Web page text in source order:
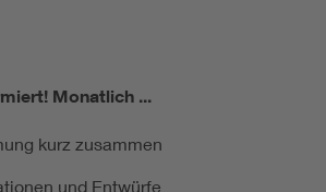
Monatlich ...
kurz zusammen
und Entwürfe